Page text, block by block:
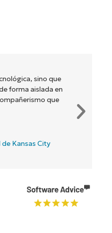
sino que
forma aislada en
que
Kansas City